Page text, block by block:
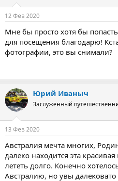
12 Фев 2020
Мне бы просто хотя бы
для посещения благодарю!
фотографии, это вы снимали?
Юрий Иваныч
Заслуженный
13 Фев 2020
Австралия мечта многих,
далеко находится эта
лететь долго. Конечно
Австралию, но увы далековато